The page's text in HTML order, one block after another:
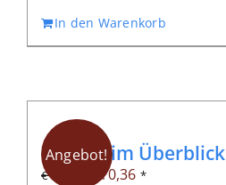
In den Warenkorb
Angebot!
Qigong im Überblick
€14,80
Ursprünglicher
10,36Aktueller
*